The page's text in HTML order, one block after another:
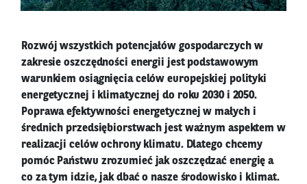
Rozwój wszystkich potencjałów gospodarczych w
zakresie oszczędności energii jest podstawowym
warunkiem osiągnięcia celów europejskiej polityki
energetycznej i klimatycznej do roku 2030 i 2050.
Poprawa efektywności energetycznej w małych i
średnich przedsiębiorstwach jest ważnym aspektem w
realizacji celów ochrony klimatu. Dlatego chcemy
pomóc Państwu zrozumieć jak oszczędzać energię a
co za tym idzie, jak dbać o nasze środowisko i klimat.